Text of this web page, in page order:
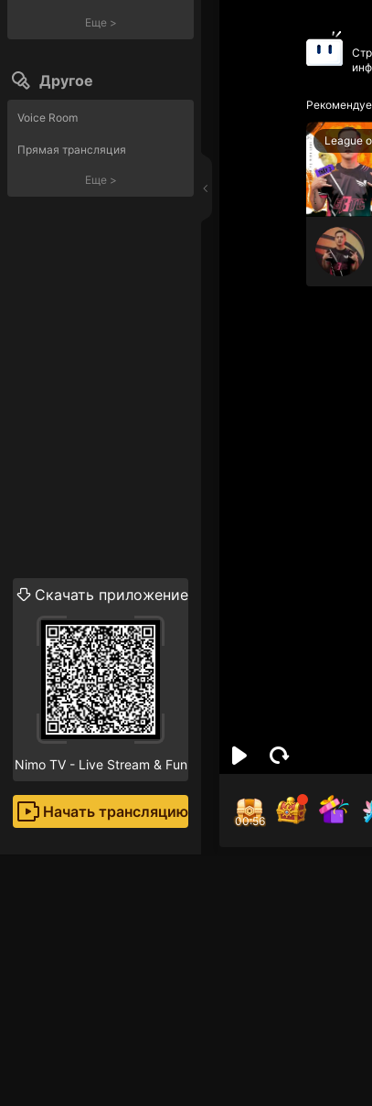
Еще>
Другое
Voice Room
Прямая трансляция
Еще>
Скачать приложение
Nimo TV - Live Stream & Fun
Начать трансляцию
League
00:55